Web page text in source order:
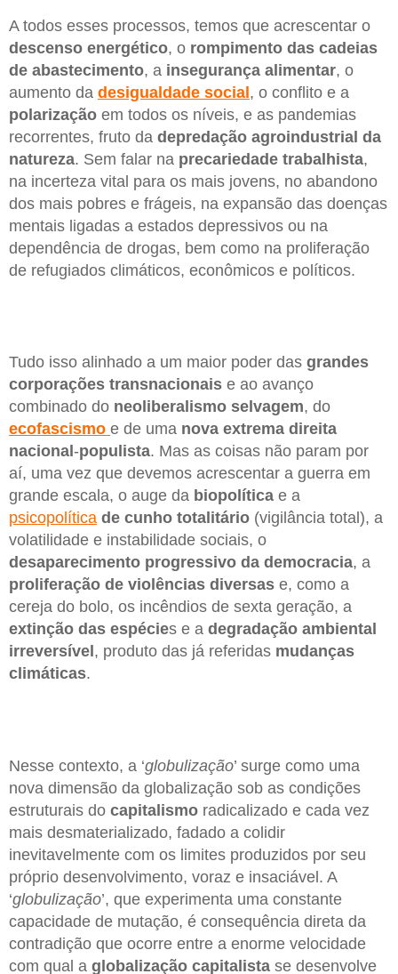
A todos esses processos, temos que acrescentar o
descenso energético, o rompimento das cadeias
de abastecimento, a insegurança alimentar, o
aumento da desigualdade social , o conflito e a
polarização em todos os níveis, e as pandemias
recorrentes, fruto da depredação agroindustrial da
natureza. Sem falar na precariedade trabalhista,
na incerteza vital para os mais jovens, no abandono
dos mais pobres e frágeis, na expansão das doenças
mentais ligadas a estados depressivos ou na
dependência de drogas, bem como na proliferação
de refugiados climáticos, econômicos e políticos.
Tudo isso alinhado a um maior poder das grandes
corporações transnacionais e ao avanço
combinado do neoliberalismo selvagem, do
ecofascismo e de uma nova extrema direita
nacional -populista. Mas as coisas não param por
aí, uma vez que devemos acrescentar a guerra em
grande escala, o auge da biopolítica e a
psicopolítica de cunho totalitário (vigilância total), a
volatilidade e instabilidade sociais, o
desaparecimento progressivo da democracia, a
proliferação de violências diversas e, como a
cereja do bolo, os incêndios de sexta geração, a
extinção das espécies e a degradação ambiental
irreversível , produto das já referidas mudanças
climáticas.
Nesse contexto, a ‘globulização’ surge como uma
nova dimensão da globalização sob as condições
estruturais do capitalismo radicalizado e cada vez
mais desmaterializado, fadado a colidir
inevitavelmente com os limites produzidos por seu
próprio desenvolvimento, voraz e insaciável. A
‘globulização’, que experimenta uma constante
capacidade de mutação, é consequência direta da
contradição que ocorre entre a enorme velocidade
com qual a globalização capitalista se desenvolve